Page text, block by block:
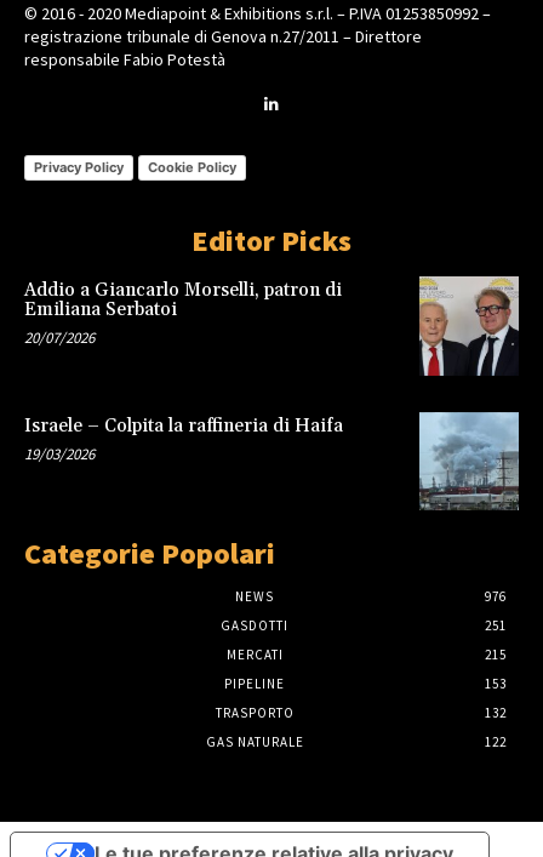
© 2016 - 2020 Mediapoint & Exhibitions s.r.l. – P.IVA 01253850992 –
registrazione tribunale di Genova n.27/2011 – Direttore
responsabile Fabio Potestà
Privacy Policy Cookie Policy
Editor Picks
Addio a Giancarlo Morselli, patron di
Emiliana Serbatoi
20/07/2026
Israele – Colpita la raffineria di Haifa
19/03/2026
Categorie Popolari
NEWS
976
GASDOTTI
251
MERCATI
215
PIPELINE
153
TRASPORTO
132
GAS NATURALE
122